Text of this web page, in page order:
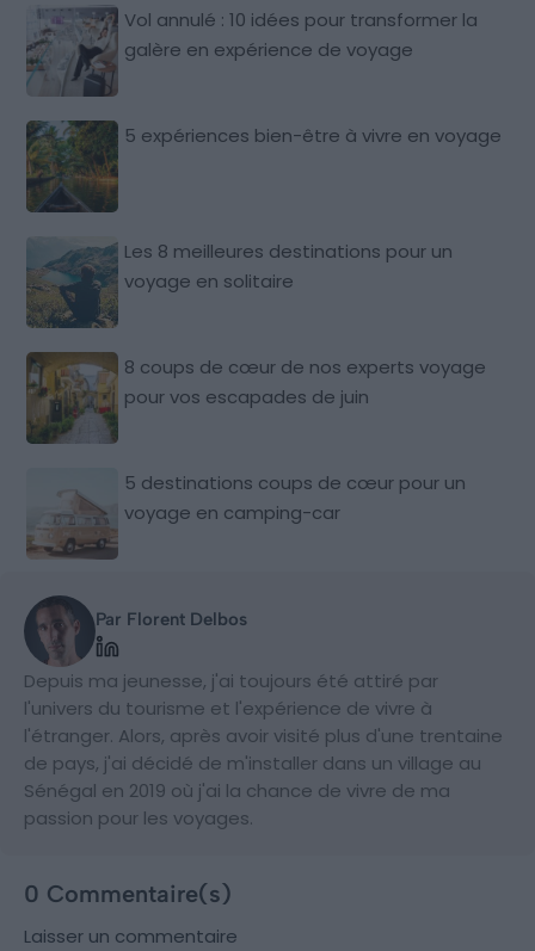
Vol annulé : 10 idées pour transformer la
galère en expérience de voyage
5 expériences bien-être à vivre en voyage
Les 8 meilleures destinations pour un
voyage en solitaire
8 coups de cœur de nos experts voyage
pour vos escapades de juin
5 destinations coups de cœur pour un
voyage en camping-car
Par Florent Delbos
Depuis ma jeunesse, j'ai toujours été attiré par
l'univers du tourisme et l'expérience de vivre à
l'étranger. Alors, après avoir visité plus d'une trentaine
de pays, j'ai décidé de m'installer dans un village au
Sénégal en 2019 où j'ai la chance de vivre de ma
passion pour les voyages.
0 Commentaire(s)
Laisser un commentaire